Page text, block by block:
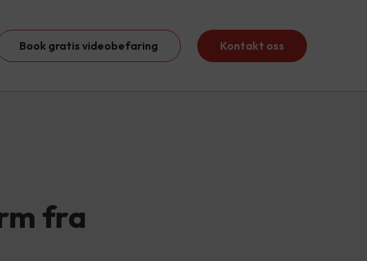
Book gratis videobefaring Kontakt oss
fra